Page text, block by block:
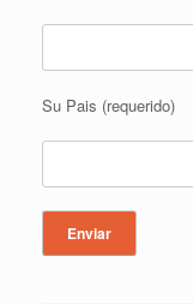
Su Pais (requerido)